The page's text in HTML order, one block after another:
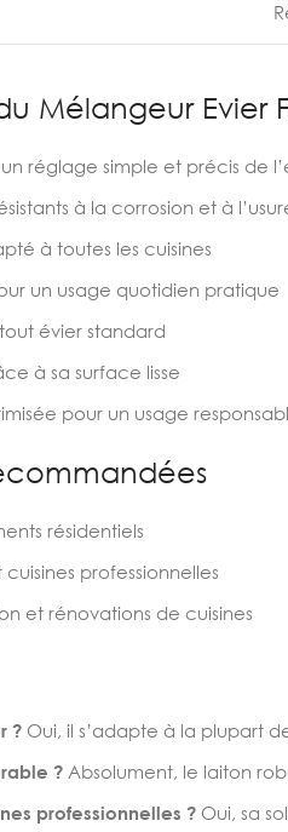
Mélangeur Evier
réglage simple et précis de
à la corrosion et à
à toutes les cuisines
un usage quotidien pratique
évier standard
à sa surface lisse
pour un usage
résidentiels
professionnelles
et rénovations de cuisines
? Oui, il s’adapte à la plupart
? Absolument, le laiton
professionnelles ? Oui, sa